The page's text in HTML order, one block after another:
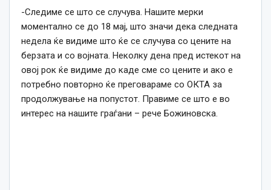
-Следиме се што се случува. Нашите мерки
моментално се до 18 мај, што значи дека следната
недела ќе видиме што ќе се случува со цените на
берзата и со војната. Неколку дена пред истекот на
овој рок ќе видиме до каде сме со цените и ако е
потребно повторно ќе преговараме со ОКТА за
продолжување на попустот. Правиме се што е во
интерес на нашите граѓани – рече Божиновска.